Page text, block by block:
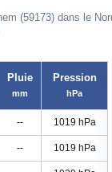
(59173) dans le
Pluie
mm
Pression
hPa
-- 1019 hPa
-- 1019 hPa